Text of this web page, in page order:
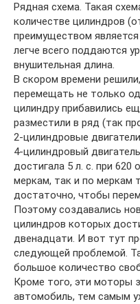
Рядная схема. Такая
количестве цилиндров
преимуществом
легче всего поддаются
внушительная длина.
В скором времени
перемещать не только
цилиндру прибавились
разместили в ряд (так
2-цилиндровые
4-цилиндровый
достигала 5 л. с. при
меркам, так и по меркам
достаточно, чтобы
Поэтому создавались
цилиндров которых
двенадцати. И вот тут
следующей проблемой.
большое количество
Кроме того, эти моторы
автомобиль, тем самым